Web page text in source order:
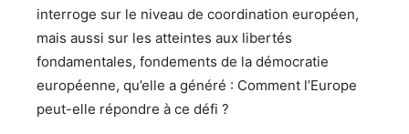
interroge sur le niveau de coordination européen,
mais aussi sur les atteintes aux libertés
fondamentales, fondements de la démocratie
européenne, qu’elle a généré : Comment l’Europe
peut-elle répondre à ce défi ?